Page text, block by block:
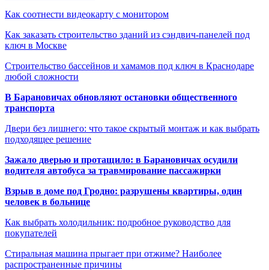
Как соотнести видеокарту с монитором
Как заказать строительство зданий из сэндвич-панелей под
ключ в Москве
Строительство бассейнов и хамамов под ключ в Краснодаре
любой сложности
В Барановичах обновляют остановки общественного
транспорта
Двери без лишнего: что такое скрытый монтаж и как выбрать
подходящее решение
Зажало дверью и протащило: в Барановичах осудили
водителя автобуса за травмирование пассажирки
Взрыв в доме под Гродно: разрушены квартиры, один
человек в больнице
Как выбрать холодильник: подробное руководство для
покупателей
Стиральная машина прыгает при отжиме? Наиболее
распространенные причины